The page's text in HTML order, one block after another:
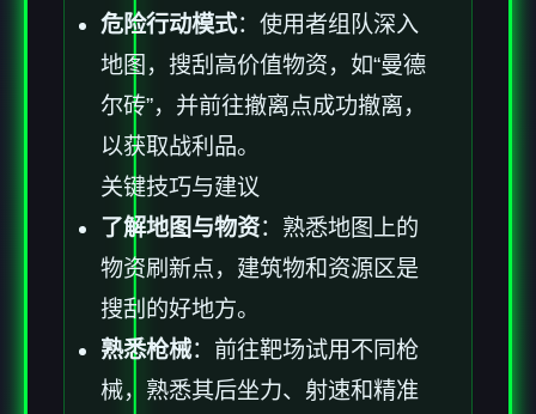
危险行动模式：使用者组队深入
地图，搜刮高价值物资，如“曼德
尔砖”，并前往撤离点成功撤离，
以获取战利品。
关键技巧与建议
了解地图与物资：熟悉地图上的
物资刷新点，建筑物和资源区是
搜刮的好地方。
熟悉枪械：前往靶场试用不同枪
械，熟悉其后坐力、射速和精准